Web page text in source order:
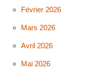
Février 2026
Mars 2026
Avril 2026
Mai 2026